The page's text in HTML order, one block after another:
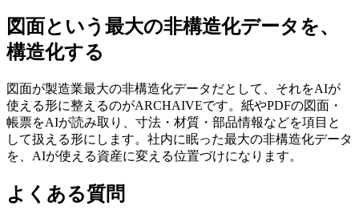
図面という最大の非構造化データを、
構造化する
図面が製造業最大の非構造化データだとして、それをAIが
使える形に整えるのがARCHAIVEです。紙やPDFの図面・
帳票をAIが読み取り、寸法・材質・部品情報などを項目と
して扱える形にします。社内に眠った最大の非構造化データ
を、AIが使える資産に変える位置づけになります。
よくある質問